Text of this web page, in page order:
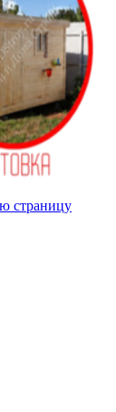
страницу